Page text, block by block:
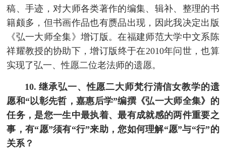
稿、手迹，对大师各类著作的编集、辑补、整理的书
籍颇多，但书画作品也有赝品出现，因此我决定出版
《弘一大师全集》增订版。在福建师范大学中文系陈
祥耀教授的协助下，增订版终于在2010年问世，也算
实现了弘一、性愿二位老法师的遗愿。
10. 继承弘一、性愿二大师梵行清信女教学的遗
愿和“以彰先哲，嘉惠后学”编撰《弘一大师全集》的
任务，是您一生中最执着、最有成就感的两件重要之
事，有“愿”须有“行”来助，您如何理解“愿”与“行”的
关系？